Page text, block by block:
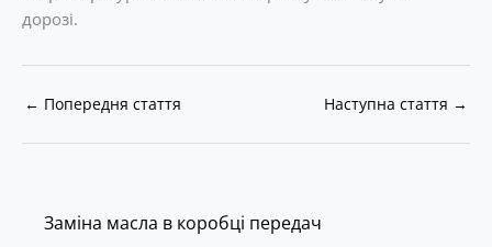
дорозі.
← Попередня стаття Наступна стаття →
Заміна масла в коробці передач